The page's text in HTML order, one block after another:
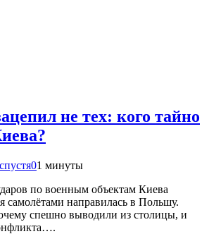
не тех: кого тайно
01 минуты
по военным объектам Киева
самолётами направилась в Польшу.
спешно выводили из столицы, и